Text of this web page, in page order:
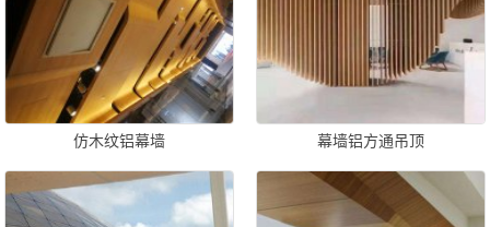
仿木纹铝幕墙 幕墙铝方通吊顶